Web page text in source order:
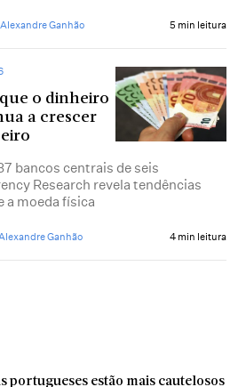
Ganhão 5 min leitura
o dinheiro
a crescer
bancos centrais de seis
Research revela tendências
a moeda física
Ganhão 4 min leitura
portugueses estão mais cautelosos